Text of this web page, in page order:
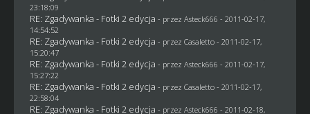
23:18:09
RE: Zgadywanka - Fotki 2 edycja - przez Asteck666 - 2011-02-17,
14:54:52
RE: Zgadywanka - Fotki 2 edycja - przez Casaletto- 2011-02-17,
15:20:47
RE: Zgadywanka - Fotki 2 edycja - przez Asteck666 - 2011-02-17,
15:27:22
RE: Zgadywanka - Fotki 2 edycja - przez Casaletto- 2011-02-17,
22:58:04
RE: Zgadywanka - Fotki 2 edycja - przez Asteck666 - 2011-02-18,